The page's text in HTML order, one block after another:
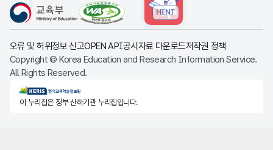
HINT
오류 및 허위정보 신고OPEN API공시자료 다운로드저작권 정책
Copyright © Korea Education and Research Information Service.
All Rights Reserved.
KERIS한국교육학술정보원
이 누리집은 정부 산하기관 누리집입니다.